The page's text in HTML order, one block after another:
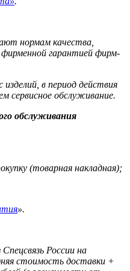
нормам качества,
гарантией фирм-
изделий, в период действия
сервисное обслуживание.
обслуживания
(товарная накладная);
».
России на
стоимость доставки +